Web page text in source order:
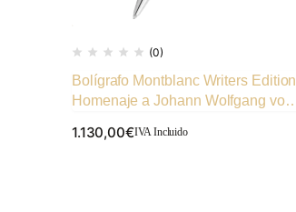
(0)
Bolígrafo Montblanc Writers Edition
Homenaje a Johann Wolfgang von
1.130,00€IVA Incluido